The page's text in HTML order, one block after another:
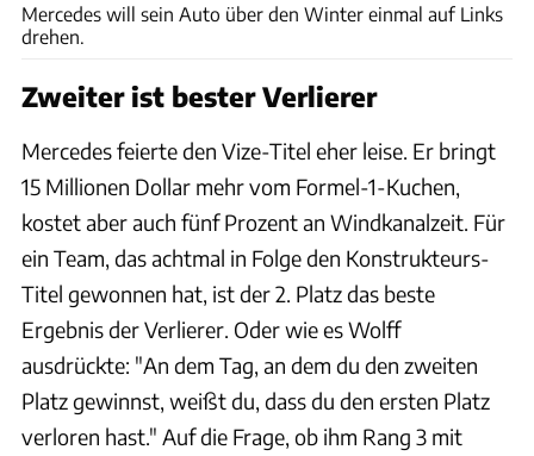
Mercedes will sein Auto über den Winter einmal auf Links
drehen.
Zweiter ist bester Verlierer
Mercedes feierte den Vize-Titel eher leise. Er bringt
15 Millionen Dollar mehr vom Formel-1-Kuchen,
kostet aber auch fünf Prozent an Windkanalzeit. Für
ein Team, das achtmal in Folge den Konstrukteurs-
Titel gewonnen hat, ist der 2. Platz das beste
Ergebnis der Verlierer. Oder wie es Wolff
ausdrückte: "An dem Tag, an dem du den zweiten
Platz gewinnst, weißt du, dass du den ersten Platz
verloren hast." Auf die Frage, ob ihm Rang 3 mit